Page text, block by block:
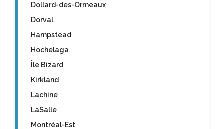
Dollard-des-Ormeaux
Dorval
Hampstead
Hochelaga
Île Bizard
Kirkland
Lachine
LaSalle
Montréal-Est